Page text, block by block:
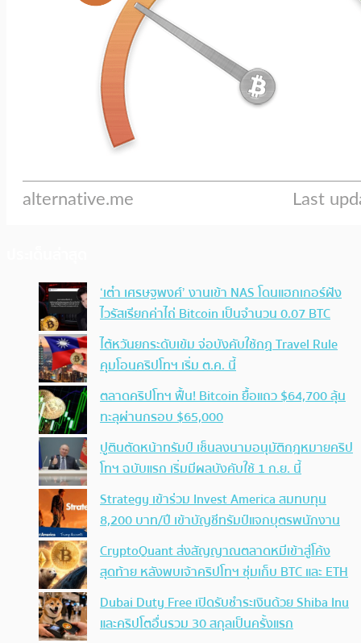
‘เต๋า เศรษฐพงศ์’ งานเข้า NAS โดนแฮกเกอร์ฝัง
ไวรัสเรียกค่าไถ่ Bitcoin เป็นจำนวน 0.07 BTC
ไต้หวันยกระดับเข้ม จ่อบังคับใช้กฏ Travel Rule
คุมโอนคริปโทฯ เริ่ม ต.ค. นี้
ตลาดคริปโทฯ ฟื้น! Bitcoin ยื้อแถว $64,700 ลุ้น
ทะลุผ่านกรอบ $65,000
ปูตินตัดหน้าทรัมป์ เซ็นลงนามอนุมัติกฎหมายคริป
โทฯ ฉบับแรก เริ่มมีผลบังคับใช้ 1 ก.ย. นี้
Strategy เข้าร่วม Invest America สมทบทุน
8,200 บาท/ปี เข้าบัญชีทรัมป์แจกบุตรพนักงาน
CryptoQuant ส่งสัญญาณตลาดหมีเข้าสู่โค้ง
สุดท้าย หลังพบเจ้าคริปโทฯ ซุ่มเก็บ BTC และ ETH
Dubai Duty Free เปิดรับชำระเงินด้วย Shiba Inu
และคริปโตอื่นรวม 30 สกุลเป็นครั้งแรก